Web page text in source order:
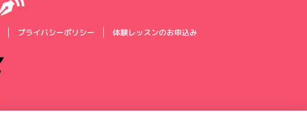
プライバシーポリシー 体験レッスンのお申込み